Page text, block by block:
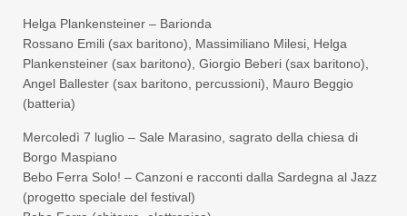
Helga Plankensteiner – Barionda
Rossano Emili (sax baritono), Massimiliano Milesi, Helga
Plankensteiner (sax baritono), Giorgio Beberi (sax baritono),
Angel Ballester (sax baritono, percussioni), Mauro Beggio
(batteria)
Mercoledì 7 luglio – Sale Marasino, sagrato della chiesa di
Borgo Maspiano
Bebo Ferra Solo! – Canzoni e racconti dalla Sardegna al Jazz
(progetto speciale del festival)